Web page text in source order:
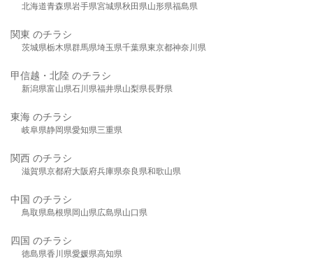
北海道青森県岩手県宮城県秋田県山形県福島県
関東 のチラシ
茨城県栃木県群馬県埼玉県千葉県東京都神奈川県
甲信越・北陸 のチラシ
新潟県富山県石川県福井県山梨県長野県
東海 のチラシ
岐阜県静岡県愛知県三重県
関西 のチラシ
滋賀県京都府大阪府兵庫県奈良県和歌山県
中国 のチラシ
鳥取県島根県岡山県広島県山口県
四国 のチラシ
徳島県香川県愛媛県高知県